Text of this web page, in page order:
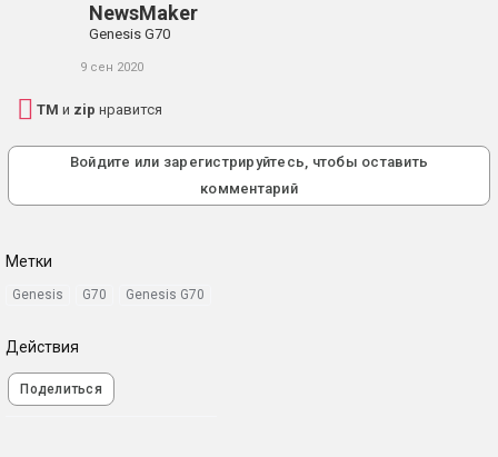
NewsMaker
Genesis G70
9 сен 2020
TM и zip нравится
Войдите или зарегистрируйтесь, чтобы оставить
комментарий
Метки
Genesis G70 Genesis G70
Действия
Поделиться